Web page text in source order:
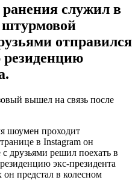
служил в
штурмовой
отправился
вышел на связь после
шоумен проходит
в Instagram он
друзьями решил поехать в
экс-президента
предстал в колесном